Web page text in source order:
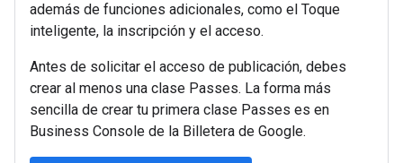
además de funciones adicionales, como el Toque
inteligente, la inscripción y el acceso.
Antes de solicitar el acceso de publicación, debes
crear al menos una clase Passes. La forma más
sencilla de crear tu primera clase Passes es en
Business Console de la Billetera de Google.